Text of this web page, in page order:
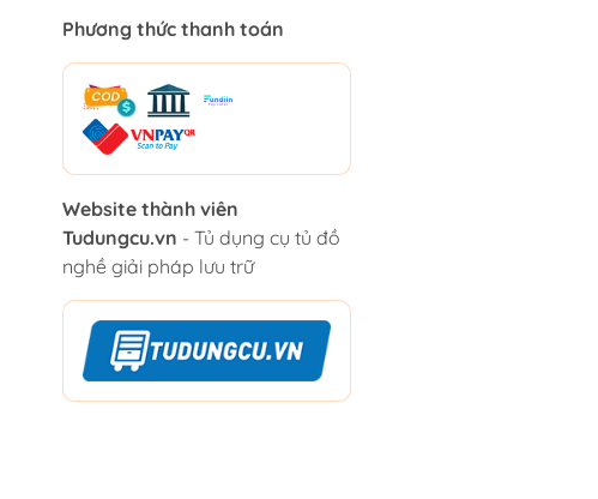
Phương thức thanh toán
Website thành viên
Tudungcu.vn - Tủ dụng cụ tủ đồ
nghề giải pháp lưu trữ